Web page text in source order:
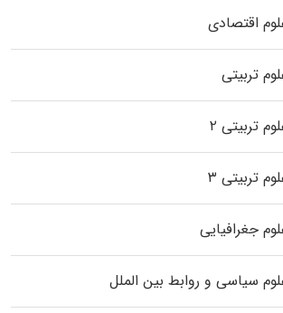
اقتصادی
تربیتی
تربیتی ۲
تربیتی ۳
جغرافیایی
سیاسی و روابط بین الملل